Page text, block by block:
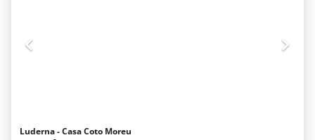
Luderna - Casa Coto Moreu